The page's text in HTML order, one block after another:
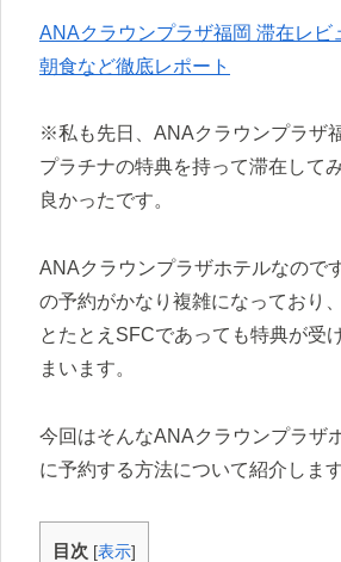
ANAクラウンプラザ福岡 滞在レビ
朝食など徹底レポート
※私も先日、ANAクラウンプラザ
プラチナの特典を持って滞在して
良かったです。
ANAクラウンプラザホテルなので
の予約がかなり複雑になっており
とたとえSFCであっても特典が受
まいます。
今回はそんなANAクラウンプラザ
に予約する方法について紹介します
目次 [表示]